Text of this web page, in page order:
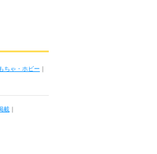
ちゃ・ホビー ｜
載 ｜